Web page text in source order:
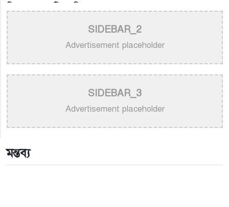
>
নতুন করে ভাইরাল ‘আজ কেন মন উদাসী হয়ে’ গানের
পেছনের গল্প
>
বাংলাদেশ বেতারে সুরকার ও সংগীত পরিচালক হিসেবে
তালিকাভুক্ত হলেন ৯২ শিল্পী
>একই দিনে জন্ম, সুরের টানে বাঁধা পড়া বাংলা গানের অমর
জুটি
SIDEBAR_2
Advertisement placeholder
SIDEBAR_3
Advertisement placeholder
মন্তব্য